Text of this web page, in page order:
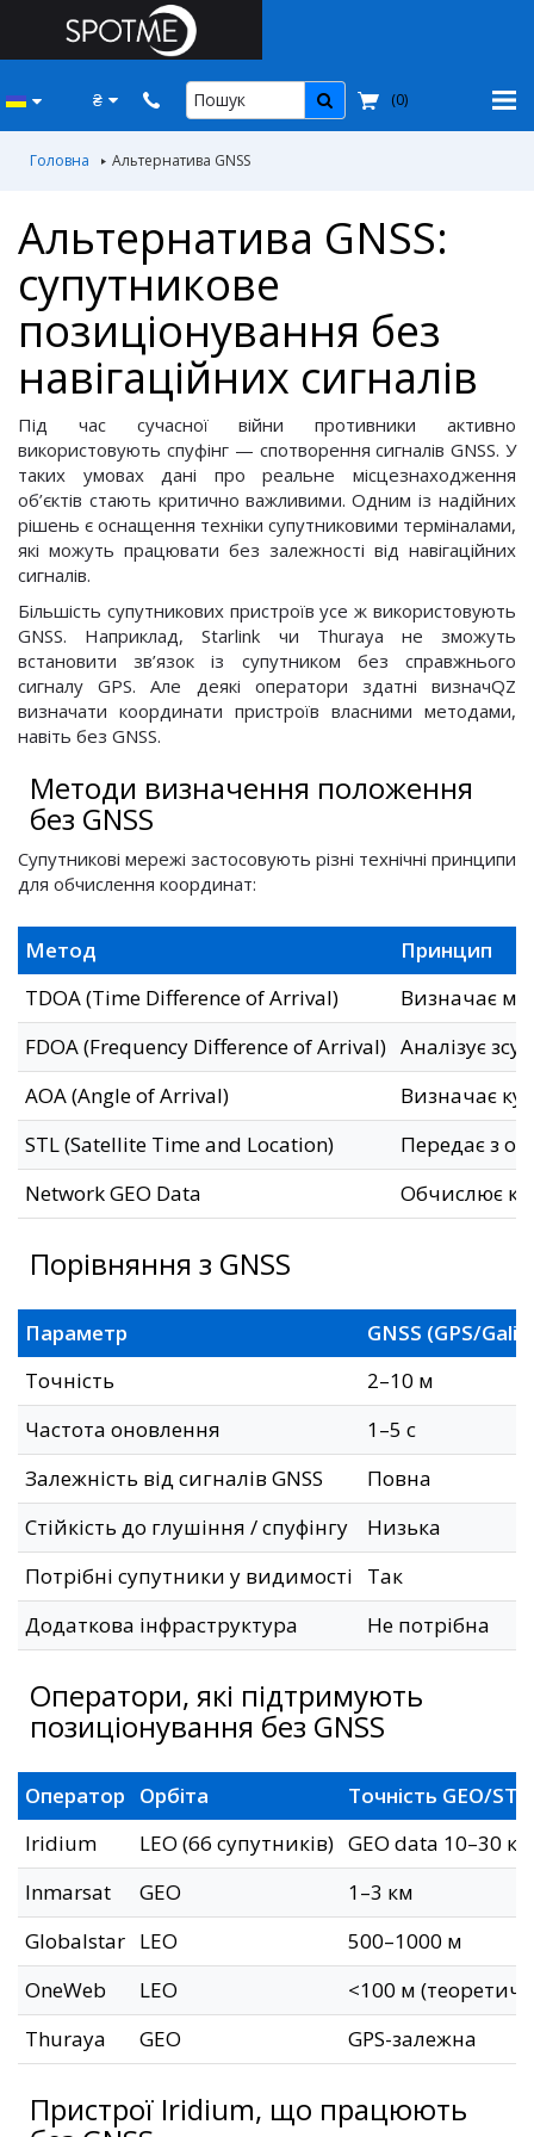
₴ (0)
Головна Альтернатива GNSS
Альтернатива GNSS:
супутникове
позиціонування без
навігаційних сигналів
Під час сучасної війни противники активно
використовують спуфінг — спотворення сигналів GNSS. У
таких умовах дані про реальне місцезнаходження
об’єктів стають критично важливими. Одним із надійних
рішень є оснащення техніки супутниковими терміналами,
які можуть працювати без залежності від навігаційних
сигналів.
Більшість супутникових пристроїв усе ж використовують
GNSS. Наприклад, Starlink чи Thuraya не зможуть
встановити зв’язок із супутником без справжнього
сигналу GPS. Але деякі оператори здатні визначQZ
визначати координати пристроїв власними методами,
навіть без GNSS.
Методи визначення положення
без GNSS
Супутникові мережі застосовують різні технічні принципи
для обчислення координат:
Метод
Принцип
TDOA (Time Difference of Arrival)
Визначає
FDOA (Frequency Difference of Arrival) Аналізує
AOA (Angle of Arrival)
Визначає
STL (Satellite Time and Location)
Передає з
Network GEO Data
Обчислює
Порівняння з GNSS
Параметр
GNSS (GPS/
Точність
2–10 м
Частота оновлення
1–5 с
Залежність від сигналів GNSS
Повна
Стійкість до глушіння / спуфінгу
Низька
Потрібні супутники у видимості
Так
Додаткова інфраструктура
Не потрібна
Оператори, які підтримують
позиціонування без GNSS
Оператор Орбіта
Точність GEO/STL
Iridium
LEO (66 супутників) GEO data 10–30
Inmarsat
GEO
1–3 км
Globalstar LEO
500–1000 м
OneWeb
LEO
<100 м
Thuraya
GEO GPS-залежна
Пристрої Iridium, що працюють